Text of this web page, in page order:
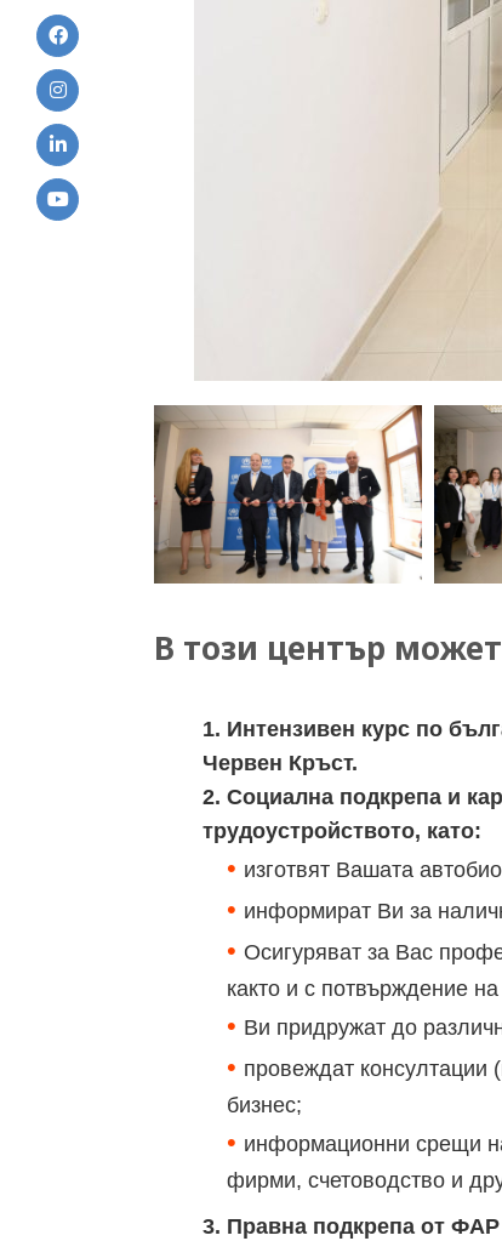
В този център
1. Интензивен курс по
Червен Кръст.
2. Социална подкрепа и
трудоустройството, като:
изготвят Вашата
информират Ви за
Осигуряват за Вас
както и с потвърждение
Ви придружат до
провеждат консултации
бизнес;
информационни срещи
фирми, счетоводство и
3. Правна подкрепа от ФАР